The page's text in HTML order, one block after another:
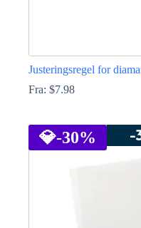
Justeringsregel for
Fra: $7.98
har
flere
💎-30% -